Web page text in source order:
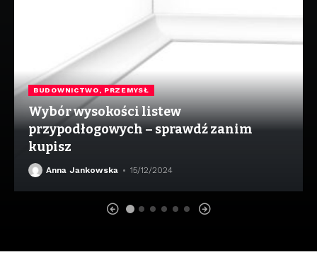
BUDOWNICTWO, PRZEMYSŁ
Wybór wysokości listew
przypodłogowych – sprawdź zanim
kupisz
Anna Jankowska 15/12/2024